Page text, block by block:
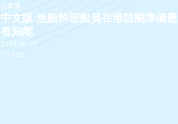
漁業署
中文版 漁船幹部船員在港防颱準備應
有知能
2025-08-27
1112